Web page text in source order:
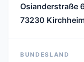
Osianderstraße
73230
BUNDESLAND